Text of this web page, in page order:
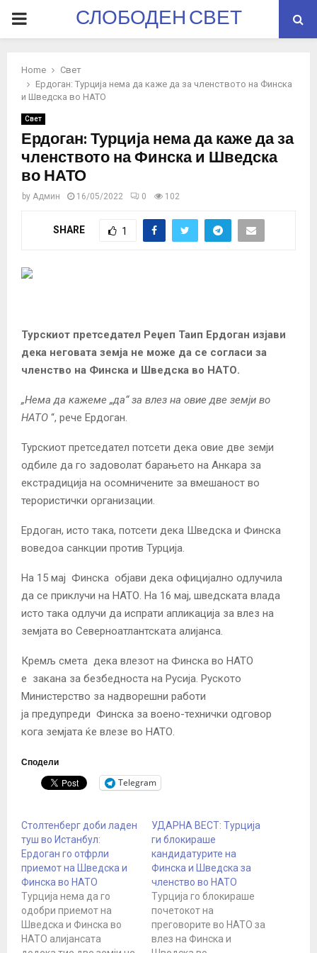
PRIMARYСЛОБОДЕН СВЕТ
Home
Свет
Ердоган: Турција нема да каже да за членството на Финска
и Шведска во НАТО
Свет
Ердоган: Турција нема да каже да за
членството на Финска и Шведска
во НАТО
by Админ 16/05/2022 0 102
SHARE 1
Турскиот претседател Реџеп Таип Ердоган изјави
дека неговата земја не може да се согласи за
членство на Финска и Шведска во НАТО.
„Нема да кажеме „да“ за влез на овие две земји во
НАТО “, рече Ердоган.
Турскиот претседател потсети дека овие две земји
одбиле да го задоволат барањето на Анкара за
екстрадиција на осомничените за вмешаност во
терористички организации.
Ердоган, исто така, потсети дека Шведска и Финска
воведоа санкции против Турција.
На 15 мај Финска објави дека официјално одлучила
да се приклучи на НАТО. На 16 мај, шведската влада
исто така одлучи да испрати апликација за влез на
земјата во Северноатлантската алијанса.
Кремљ смета дека влезот на Финска во НАТО
е закана за безбедноста на Русија. Руското
Министерство за надворешни работи
ја предупреди Финска за воено-технички одговор
кога земјата ќе влезе во НАТО.
Сподели
Telegram
Столтенберг доби ладен
туш во Истанбул:
Ердоган го отфрли
приемот на Шведска и
Финска во НАТО
Турција нема да го
одобри приемот на
Шведска и Финска во
НАТО алијансата
УДАРНА ВЕСТ: Турција
ги блокираше
кандидатурите на
Финска и Шведска за
членство во НАТО
Турција го блокираше
почетокот на
преговорите во НАТО за
влез на Финска и